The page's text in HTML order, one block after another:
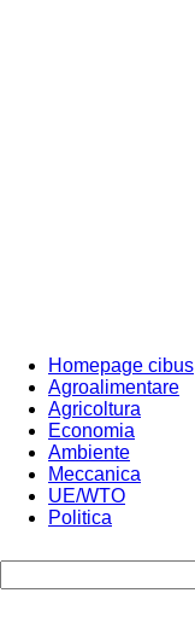
Homepage cibus
Agroalimentare
Agricoltura
Economia
Ambiente
Meccanica
UE/WTO
Politica